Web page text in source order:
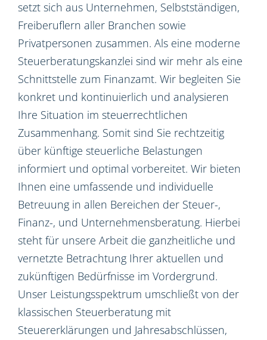
setzt sich aus Unternehmen, Selbstständigen,
Freiberuflern aller Branchen sowie
Privatpersonen zusammen. Als eine moderne
Steuerberatungskanzlei sind wir mehr als eine
Schnittstelle zum Finanzamt. Wir begleiten Sie
konkret und kontinuierlich und analysieren
Ihre Situation im steuerrechtlichen
Zusammenhang. Somit sind Sie rechtzeitig
über künftige steuerliche Belastungen
informiert und optimal vorbereitet. Wir bieten
Ihnen eine umfassende und individuelle
Betreuung in allen Bereichen der Steuer-,
Finanz-, und Unternehmensberatung. Hierbei
steht für unsere Arbeit die ganzheitliche und
vernetzte Betrachtung Ihrer aktuellen und
zukünftigen Bedürfnisse im Vordergrund.
Unser Leistungsspektrum umschließt von der
klassischen Steuerberatung mit
Steuererklärungen und Jahresabschlüssen,